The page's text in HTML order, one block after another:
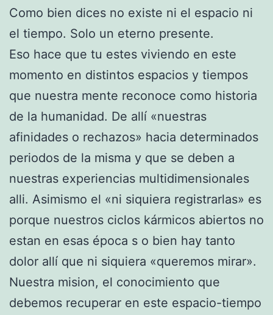
Como bien dices no existe ni el espacio ni
el tiempo. Solo un eterno presente.
Eso hace que tu estes viviendo en este
momento en distintos espacios y tiempos
que nuestra mente reconoce como historia
de la humanidad. De allí «nuestras
afinidades o rechazos» hacia determinados
periodos de la misma y que se deben a
nuestras experiencias multidimensionales
alli. Asimismo el «ni siquiera registrarlas» es
porque nuestros ciclos kármicos abiertos no
estan en esas época s o bien hay tanto
dolor allí que ni siquiera «queremos mirar».
Nuestra mision, el conocimiento que
debemos recuperar en este espacio-tiempo